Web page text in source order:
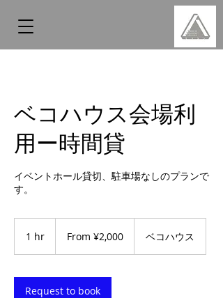
ベコハウス会場利
用ー時間貸
イベントホール貸切、駐車場なしのプランで
す。
1 hr
Japanese
From ¥2,000 ベコハウス
Request to book